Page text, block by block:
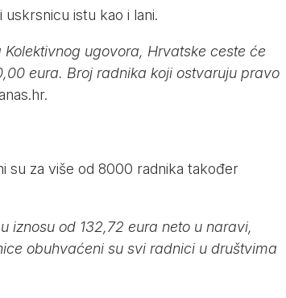
istu kao i lani.
ugovora, Hrvatske ceste će
eura. Broj radnika koji ostvaruju pravo
su za više od 8000 radnika također
iznosu od 132,72 eura neto u naravi,
obuhvaćeni su svi radnici u društvima